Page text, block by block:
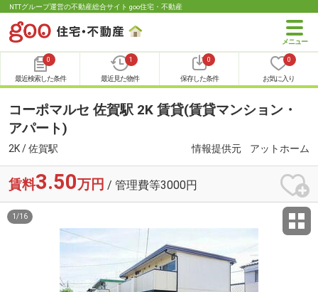
NTTグループ運営の不動産総合サイト goo住宅・不動産
0
最近検索した条件
1
最近見た物件
0
保存した条件
0
お気に入り
コーポマルセ 佐賀駅 2K 賃貸(賃貸マンション・
アパート)
2K / 佐賀駅 情報提供元 アットホーム
賃料3.50万円 / 管理費等3000円
1 /16